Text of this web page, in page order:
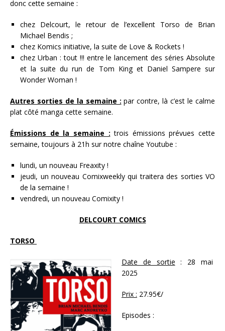
donc cette semaine :
chez Delcourt, le retour de l’excellent Torso de Brian
Michael Bendis ;
chez Komics initiative, la suite de Love & Rockets !
chez Urban : tout !!! entre le lancement des séries Absolute
et la suite du run de Tom King et Daniel Sampere sur
Wonder Woman !
Autres sorties de la semaine : par contre, là c’est le calme
plat côté manga cette semaine.
Émissions de la semaine : trois émissions prévues cette
semaine, toujours à 21h sur notre chaîne Youtube :
lundi, un nouveau Freaxity !
jeudi, un nouveau Comixweekly qui traitera des sorties VO
de la semaine !
vendredi, un nouveau Comixity !
DELCOURT COMICS
TORSO
Date de sortie : 28 mai
2025
Prix : 27.95€/
Episodes :